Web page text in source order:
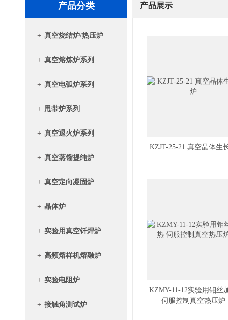
产品分类
+ 真空烧结炉/热压炉
+ 真空熔炼炉系列
+ 真空电弧炉系列
+ 甩带炉系列
+ 真空退火炉系列
+ 真空蒸馏提纯炉
+ 真空定向凝固炉
+ 晶体炉
+ 实验用真空钎焊炉
+ 高频熔样机熔融炉
+ 实验电阻炉
+ 接触角测试炉
产品展示
KZJT-25-21 真空晶体生
KZMY-11-12实验用钼丝
伺服控制真空热压炉